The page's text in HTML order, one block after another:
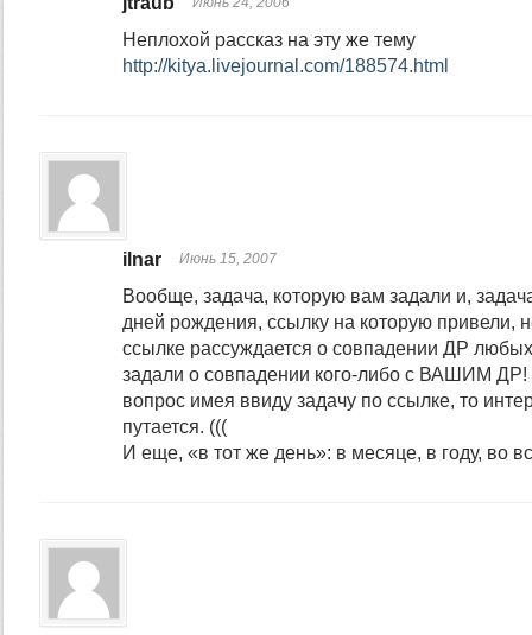
Неплохой рассказ на эту же тему
http://kitya.livejournal.com/188574.html
ilnar Июнь 15, 2007
Вообще, задача, которую вам задали и,
дней рождения, ссылку на которую привели,
ссылке рассуждается о совпадении ДР
задали о совпадении кого-либо с ВАШИМ ДР!
вопрос имея ввиду задачу по ссылке, то
путается. (((
И еще, «в тот же день»: в месяце, в году, во